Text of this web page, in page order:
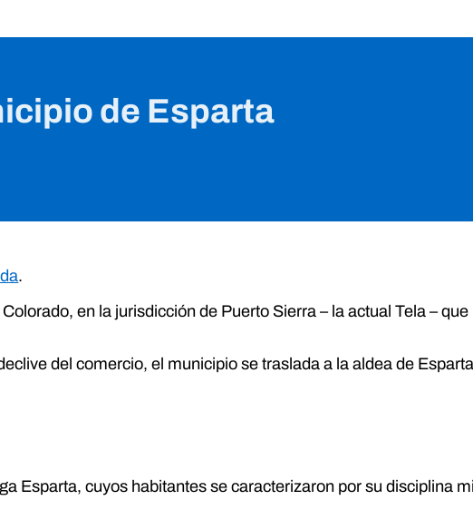
de Esparta
.
en la jurisdicción de Puerto Sierra – la actual Tela –
del comercio, el municipio se traslada a la aldea de
Esparta, cuyos habitantes se caracterizaron por su disciplina